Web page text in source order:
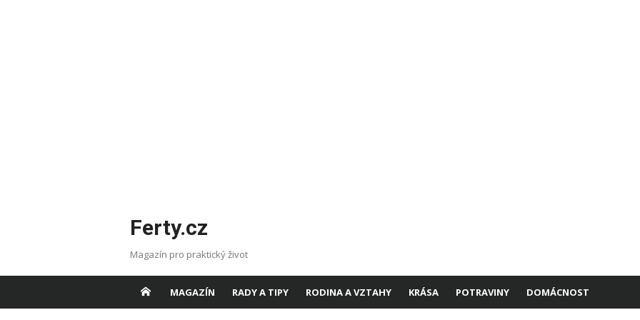
Ferty.cz
Magazín pro praktický život
MAGAZÍN RADY A TIPY RODINA A VZTAHY KRÁSA POTRAVINY DOMÁCNOST